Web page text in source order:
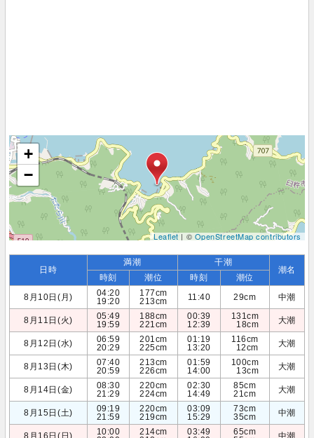
+
−
Leaflet| ©OpenStreetMap contributors
日時
満潮 干潮
潮名
時刻 潮位 時刻
潮位
8月10日(月)
04:20
19:20
177cm
213cm
11:40 29cm 中潮
8月11日(火)
05:49
19:59
188cm
221cm
00:39
12:39
131cm
18cm
大潮
8月12日(水)
06:59
20:29
201cm
225cm
01:19
13:20
116cm
12cm
大潮
8月13日(木)
07:40
20:59
213cm
226cm
01:59
14:00
100cm
13cm
大潮
8月14日(金)
08:30
21:29
220cm
224cm
02:30
14:49
85cm
21cm
大潮
8月15日(土)
09:19
21:59
220cm
219cm
03:09
15:29
73cm
35cm
中潮
8月16日(日)
10:00
214cm
03:49
65cm
中潮